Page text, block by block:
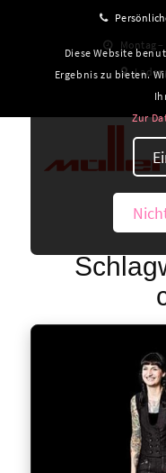
Montag
Diese Website
Ergebnis zu bieten.
Zur